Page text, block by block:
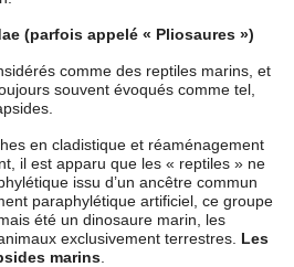
(parfois appelé « Pliosaures »)
comme des reptiles marins, et
souvent évoqués comme tel,
en cladistique et réaménagement
il est apparu que les « reptiles » ne
issu d’un ancêtre commun
paraphylétique artificiel, ce groupe
été un dinosaure marin, les
exclusivement terrestres. Les
marins